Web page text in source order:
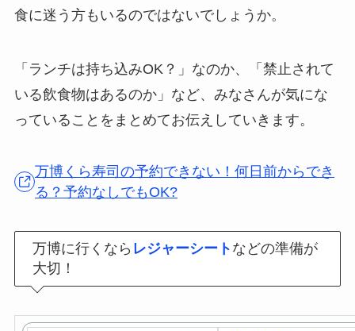
食に迷う方もいるのではないでしょうか。
「ランチは持ち込みOK？」なのか、「禁止されて
いる飲食物はあるのか」など、みなさんが気にな
っていることをまとめてお伝えしていきます。
万博くら寿司の予約できない！何日前からでき
る？予約なしでもOK?
万博に行くなら レジャーシート などの準備が
大切！